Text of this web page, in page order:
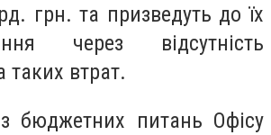
грн. та призведуть до їх
через відсутність
таких втрат.
з бюджетних питань Офісу